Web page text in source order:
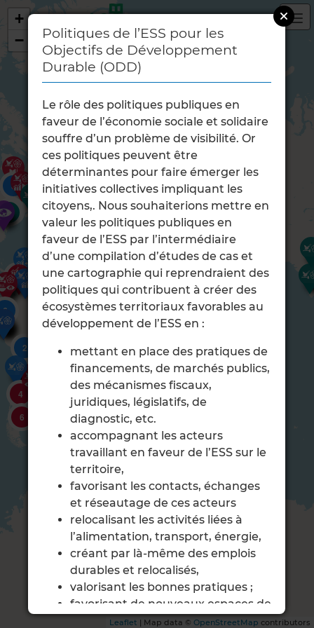
3
2
3
6
4
6
18
2
53
3
11 14
2
8
2
3
6
3
17
2
2
19
27
4
8
3
14
6
+
−
Leaflet | Map data © OpenStreetMap contributors
Politiques de l’ESS pour les
Objectifs de Développement
Durable (ODD)
Le rôle des politiques publiques en
faveur de l’économie sociale et solidaire
souffre d’un problème de visibilité. Or
ces politiques peuvent être
déterminantes pour faire émerger les
initiatives collectives impliquant les
citoyens,. Nous souhaiterions mettre en
valeur les politiques publiques en
faveur de l’ESS par l’intermédiaire
d’une compilation d’études de cas et
une cartographie qui reprendraient des
politiques qui contribuent à créer des
écosystèmes territoriaux favorables au
développement de l’ESS en :
mettant en place des pratiques de
financements, de marchés publics,
des mécanismes fiscaux,
juridiques, législatifs, de
diagnostic, etc.
accompagnant les acteurs
travaillant en faveur de l’ESS sur le
territoire,
favorisant les contacts, échanges
et réseautage de ces acteurs
relocalisant les activités liées à
l’alimentation, transport, énergie,
créant par là-même des emplois
durables et relocalisés,
valorisant les bonnes pratiques ;
favorisant de nouveaux espaces de
débats et de co-élaboration et co-